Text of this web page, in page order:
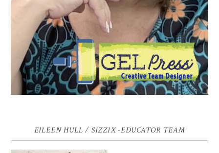
EILEEN HULL / SIZZIX -EDUCATOR TEAM